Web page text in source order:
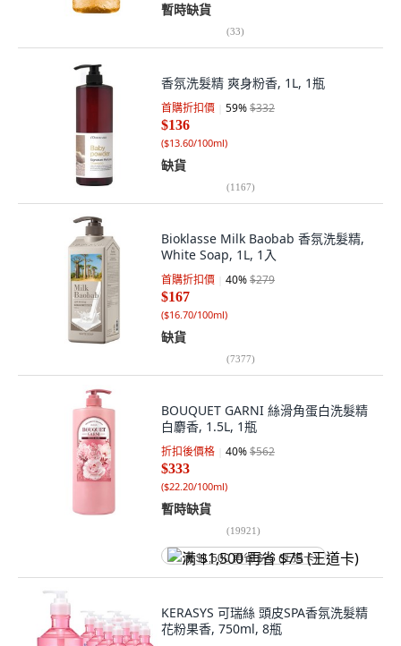
暫時缺貨
(33)
香氛洗髮精 爽身粉香, 1L, 1瓶
首購折扣價 59%$332
$136
($13.60/100ml)
缺貨
(1167)
Bioklasse Milk Baobab 香氛洗髮精,
White Soap, 1L, 1入
首購折扣價 40%$279
$167
($16.70/100ml)
缺貨
(7377)
BOUQUET GARNI 絲滑角蛋白洗髮精
白麝香, 1.5L, 1瓶
折扣後價格 40%$562
$333
($22.20/100ml)
暫時缺貨
(19921)
满 $1,500 再省 $75 (王道卡)
KERASYS 可瑞絲 頭皮SPA香氛洗髮精
花粉果香, 750ml, 8瓶